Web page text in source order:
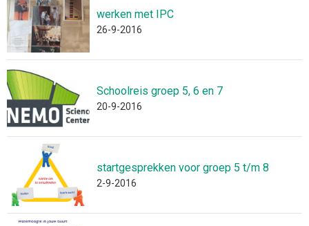
werken met IPC
26-9-2016
Schoolreis groep 5, 6 en 7
20-9-2016
startgesprekken voor groep 5 t/m 8
2-9-2016